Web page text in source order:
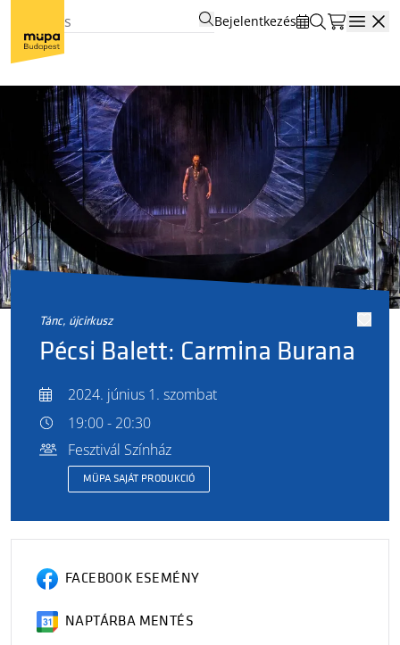
Bejelentkezés
tánc, újcirkusz
Pécsi Balett: Carmina Burana
2024. június 1. szombat
19:00 - 20:30
Fesztivál Színház
MÜPA SAJÁT PRODUKCIÓ
FACEBOOK ESEMÉNY
NAPTÁRBA MENTÉS